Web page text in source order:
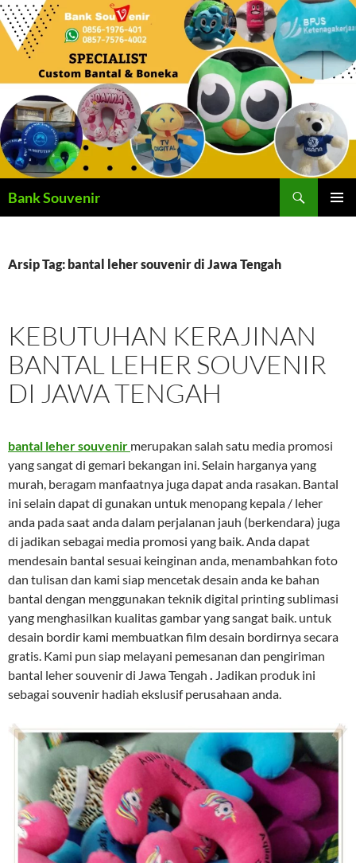
Langsung
ke
Bank Souvenir
Arsip Tag: bantal leher souvenir di Jawa Tengah
KEBUTUHAN KERAJINAN
BANTAL LEHER SOUVENIR
DI JAWA TENGAH
bantal leher souvenir merupakan salah satu media promosi
yang sangat di gemari bekangan ini. Selain harganya yang
murah, beragam manfaatnya juga dapat anda rasakan. Bantal
ini selain dapat di gunakan untuk menopang kepala / leher
anda pada saat anda dalam perjalanan jauh (berkendara) juga
di jadikan sebagai media promosi yang baik. Anda dapat
mendesain bantal sesuai keinginan anda, menambahkan foto
dan tulisan dan kami siap mencetak desain anda ke bahan
bantal dengan menggunakan teknik digital printing sublimasi
yang menghasilkan kualitas gambar yang sangat baik. untuk
desain bordir kami membuatkan film desain bordirnya secara
gratis. Kami pun siap melayani pemesanan dan pengiriman
bantal leher souvenir di Jawa Tengah . Jadikan produk ini
sebagai souvenir hadiah ekslusif perusahaan anda.